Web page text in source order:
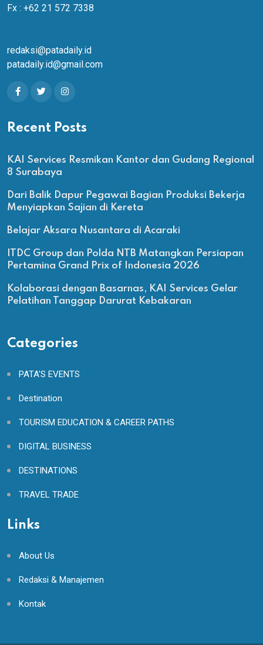
Fx : +62 21 572 7338
redaksi@patadaily.id
patadaily.id@gmail.com
Recent Posts
KAI Services Resmikan Kantor dan Gudang Regional
8 Surabaya
Dari Balik Dapur Pegawai Bagian Produksi Bekerja
Menyiapkan Sajian di Kereta
Belajar Aksara Nusantara di Acaraki
ITDC Group dan Polda NTB Matangkan Persiapan
Pertamina Grand Prix of Indonesia 2026
Kolaborasi dengan Basarnas, KAI Services Gelar
Pelatihan Tanggap Darurat Kebakaran
Categories
PATA'S EVENTS
Destination
TOURISM EDUCATION & CAREER PATHS
DIGITAL BUSINESS
DESTINATIONS
TRAVEL TRADE
Links
About Us
Redaksi & Manajemen
Kontak